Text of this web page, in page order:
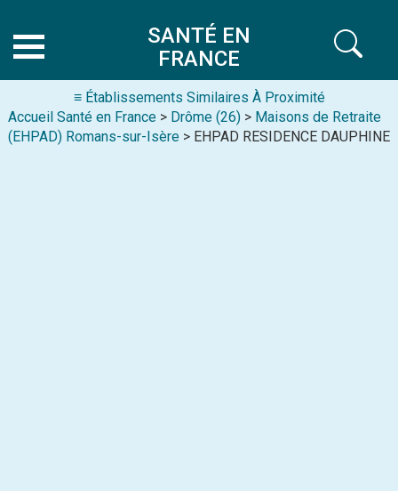
SANTÉ EN
FRANCE
≡ Établissements Similaires À Proximité
Accueil Santé en France > Drôme (26) > Maisons de Retraite
(EHPAD) Romans-sur-Isère > EHPAD RESIDENCE DAUPHINE